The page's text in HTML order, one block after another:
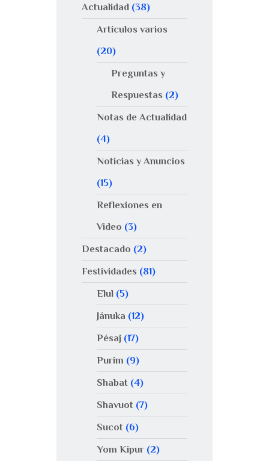
Actualidad (38)
Artículos varios
(20)
Preguntas y
Respuestas (2)
Notas de Actualidad
(4)
Noticias y Anuncios
(15)
Reflexiones en
Video (3)
Destacado (2)
Festividades (81)
Elul(5)
Jánuka (12)
Pésaj(17)
Purim (9)
Shabat(4)
Shavuot(7)
Sucot(6)
Yom Kipur(2)